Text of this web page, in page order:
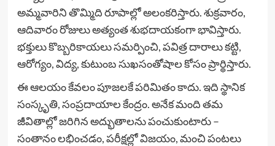
అమ్మవారిని తొమ్మిది రూపాల్లో అలంకరిస్తారు. శుక్రవారం,
ఆదివారం రోజులు అత్యంత శుభదాయకంగా భావిస్తారు.
భక్తులు కొబ్బరికాయలు సమర్పించి, పవిత్ర దారాలు కట్టి,
ఆరోగ్యం, విద్య, కుటుంబ సుఖసంతోషాల కోసం ప్రార్థిస్తారు.
ఈ ఆలయం కేవలం పూజలకే పరిమితం కాదు. ఇది స్థానిక
సంస్కృతి, సంప్రదాయాల కేంద్రం. అనేక మంది తమ
జీవితాల్లో జరిగిన అద్భుతాలను పంచుకుంటారు –
సంతానం లభించడం, పరీక్షల్లో విజయం, మంచి పంటలు